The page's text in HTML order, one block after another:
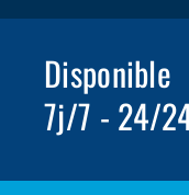
Disponible
7j/7 - 24/